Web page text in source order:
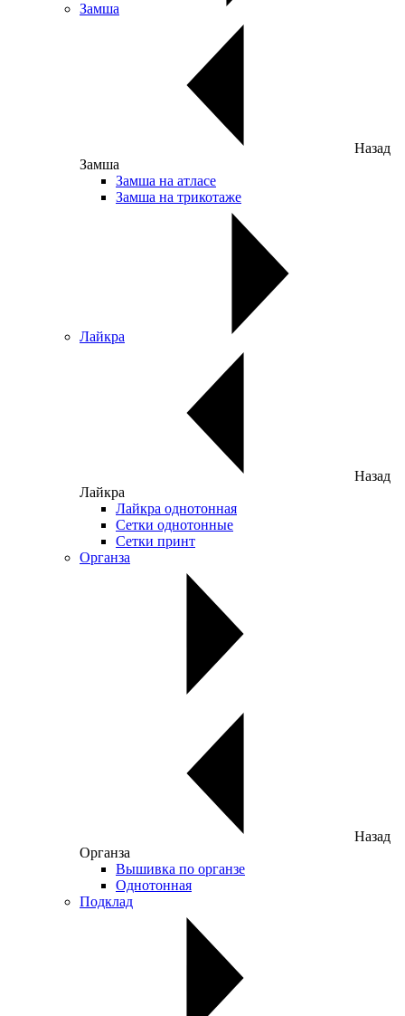
Замша
Назад
Замша
Замша на атласе
Замша на трикотаже
Лайкра
Назад
Лайкра
Лайкра однотонная
Сетки однотонные
Сетки принт
Органза
Назад
Органза
Вышивка по органзе
Однотонная
Подклад